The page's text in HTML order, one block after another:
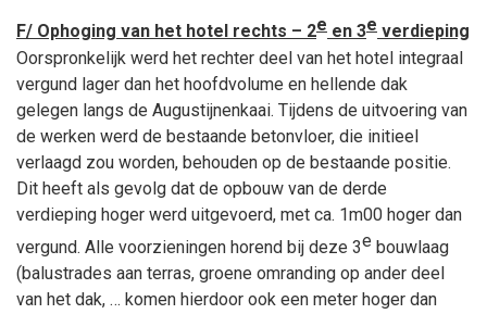
F/ Ophoging van het hotel rechts – 2e en 3e verdieping
Oorspronkelijk werd het rechter deel van het hotel integraal
vergund lager dan het hoofdvolume en hellende dak
gelegen langs de Augustijnenkaai. Tijdens de uitvoering van
de werken werd de bestaande betonvloer, die initieel
verlaagd zou worden, behouden op de bestaande positie.
Dit heeft als gevolg dat de opbouw van de derde
verdieping hoger werd uitgevoerd, met ca. 1m00 hoger dan
vergund. Alle voorzieningen horend bij deze 3e bouwlaag
(balustrades aan terras, groene omranding op ander deel
van het dak, … komen hierdoor ook een meter hoger dan